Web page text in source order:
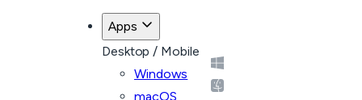
Apps
Desktop / Mobile
Windows
macOS